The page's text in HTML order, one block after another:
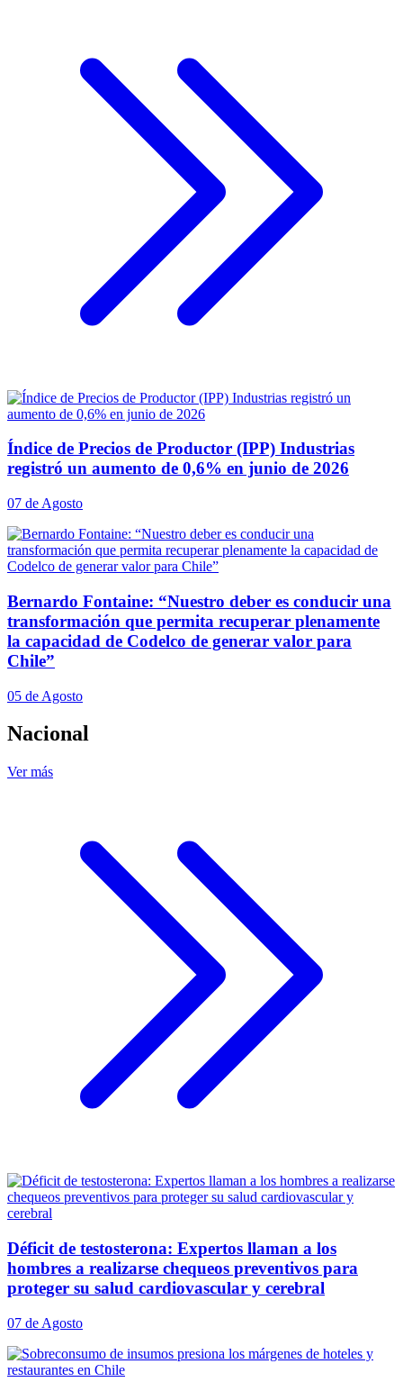
Índice de Precios de Productor (IPP) Industrias
registró un aumento de 0,6% en junio de 2026
07 de Agosto
Bernardo Fontaine: “Nuestro deber es conducir una
transformación que permita recuperar plenamente
la capacidad de Codelco de generar valor para
Chile”
05 de Agosto
Nacional
Ver más
Déficit de testosterona: Expertos llaman a los
hombres a realizarse chequeos preventivos para
proteger su salud cardiovascular y cerebral
07 de Agosto